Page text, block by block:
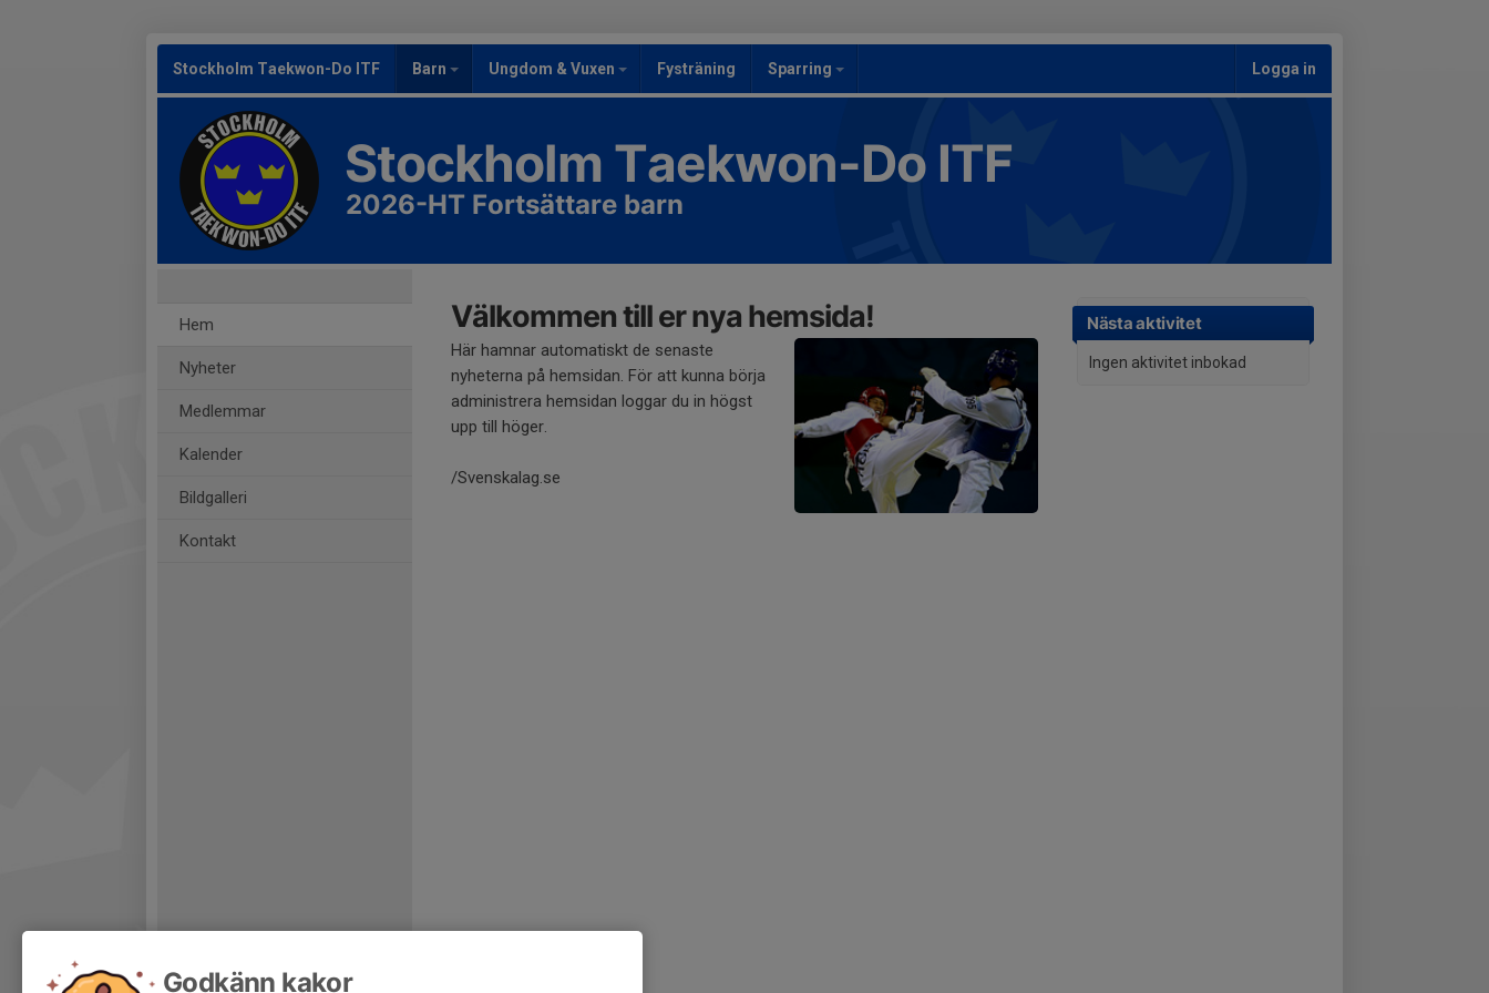
Stockholm Taekwon-Do ITF Barn Ungdom & Vuxen Fysträning Sparring Logga in
Stockholm Taekwon-Do ITF
2026-HT Fortsättare barn
Hem
Nyheter
Medlemmar
Kalender
Bildgalleri
Kontakt
Nästa aktivitet
Ingen aktivitet inbokad
Välkommen till er nya hemsida!
Här hamnar automatiskt de senaste
nyheterna på hemsidan. För att kunna börja
administrera hemsidan loggar du in högst
upp till höger.
/Svenskalag.se
Godkänn kakor